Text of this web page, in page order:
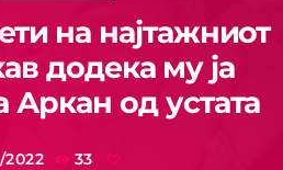
на најтажниот
додека му ја
Аркан од устата
2022 33